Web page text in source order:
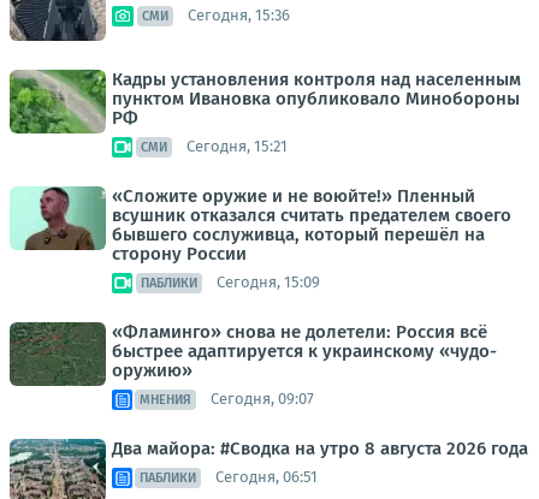
СМИ Сегодня, 15:36
Кадры установления контроля над населенным
пунктом Ивановка опубликовало Минобороны
РФ
СМИ Сегодня, 15:21
«Сложите оружие и не воюйте!» Пленный
всушник отказался считать предателем своего
бывшего сослуживца, который перешёл на
сторону России
ПАБЛИКИ Сегодня, 15:09
«Фламинго» снова не долетели: Россия всё
быстрее адаптируется к украинскому «чудо-
оружию»
МНЕНИЯ Сегодня, 09:07
Два майора: #Сводка на утро 8 августа 2026 года
ПАБЛИКИ Сегодня, 06:51